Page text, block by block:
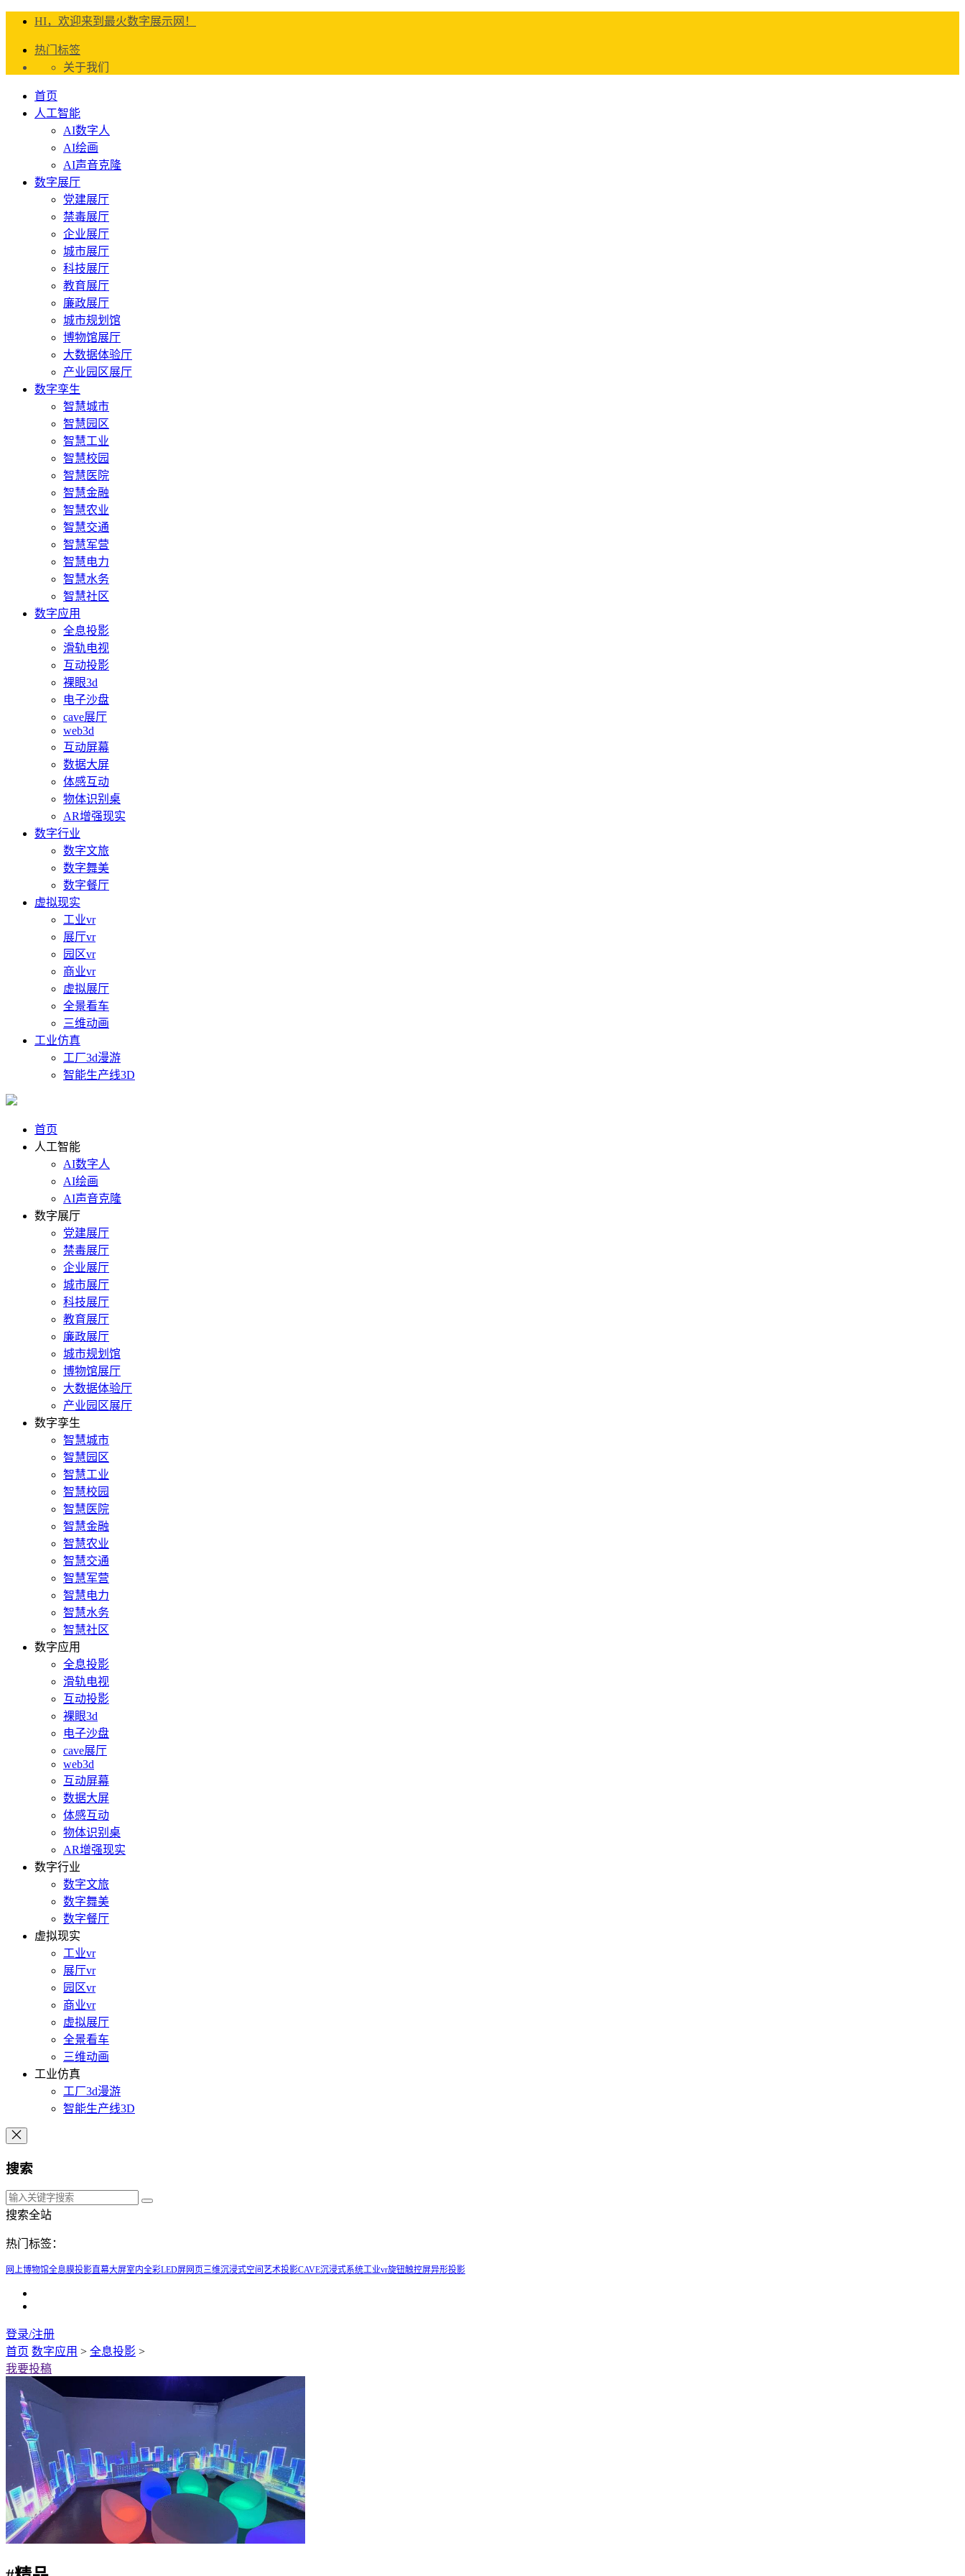
HI，欢迎来到最火数字展示网！
热门标签
关于我们
首页
人工智能
AI数字人
AI绘画
AI声音克隆
数字展厅
党建展厅
禁毒展厅
企业展厅
城市展厅
科技展厅
教育展厅
廉政展厅
城市规划馆
博物馆展厅
大数据体验厅
产业园区展厅
数字孪生
智慧城市
智慧园区
智慧工业
智慧校园
智慧医院
智慧金融
智慧农业
智慧交通
智慧军营
智慧电力
智慧水务
智慧社区
数字应用
全息投影
滑轨电视
互动投影
裸眼3d
电子沙盘
cave展厅
web3d
互动屏幕
数据大屏
体感互动
物体识别桌
AR增强现实
数字行业
数字文旅
数字舞美
数字餐厅
虚拟现实
工业vr
展厅vr
园区vr
商业vr
虚拟展厅
全景看车
三维动画
工业仿真
工厂3d漫游
智能生产线3D
首页
人工智能
AI数字人
AI绘画
AI声音克隆
数字展厅
党建展厅
禁毒展厅
企业展厅
城市展厅
科技展厅
教育展厅
廉政展厅
城市规划馆
博物馆展厅
大数据体验厅
产业园区展厅
数字孪生
智慧城市
智慧园区
智慧工业
智慧校园
智慧医院
智慧金融
智慧农业
智慧交通
智慧军营
智慧电力
智慧水务
智慧社区
数字应用
全息投影
滑轨电视
互动投影
裸眼3d
电子沙盘
cave展厅
web3d
互动屏幕
数据大屏
体感互动
物体识别桌
AR增强现实
数字行业
数字文旅
数字舞美
数字餐厅
虚拟现实
工业vr
展厅vr
园区vr
商业vr
虚拟展厅
全景看车
三维动画
工业仿真
工厂3d漫游
智能生产线3D
搜索
搜索全站
热门标签：
网上博物馆全息膜投影直幕大屏室内全彩LED屏网页三维沉浸式空间艺术投影CAVE沉浸式系统工业vr旋钮触控屏异形投影
登录/注册
首页 数字应用 > 全息投影 >
我要投稿